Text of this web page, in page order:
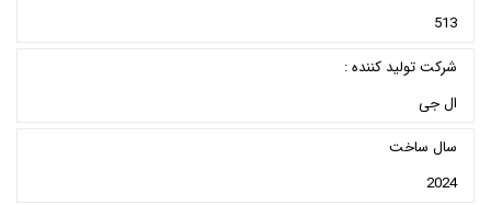
513
شرکت تولید کننده :
ال جی
سال ساخت
2024